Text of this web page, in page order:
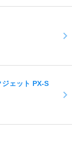
ェット PX-S